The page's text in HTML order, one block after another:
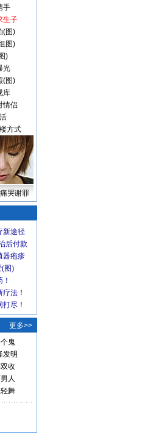
手
生子
(图)
图)
)
光
(图)
库
情侣
方式
哭谢罪
更多>>
鬼
发明
收
人
舞